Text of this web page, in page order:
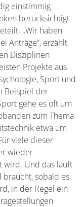
einstimmig
berücksichtigt
„Wir haben
Anträge“, erzählt
Disziplinen
Projekte aus
Sport und
Beispiel der
gehe es oft um
zum Thema
etwa um
viele dieser
wieder
wird. Und das läuft
braucht, sobald es
in der Regel ein